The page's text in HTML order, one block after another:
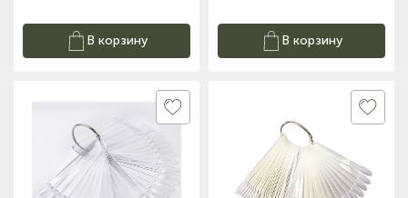
В корзину В корзину